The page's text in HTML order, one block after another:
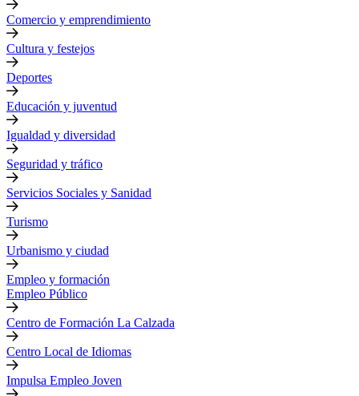
Comercio y emprendimiento
Cultura y festejos
Deportes
Educación y juventud
Igualdad y diversidad
Seguridad y tráfico
Servicios Sociales y Sanidad
Turismo
Urbanismo y ciudad
Empleo y formación
Empleo Público
Centro de Formación La Calzada
Centro Local de Idiomas
Impulsa Empleo Joven